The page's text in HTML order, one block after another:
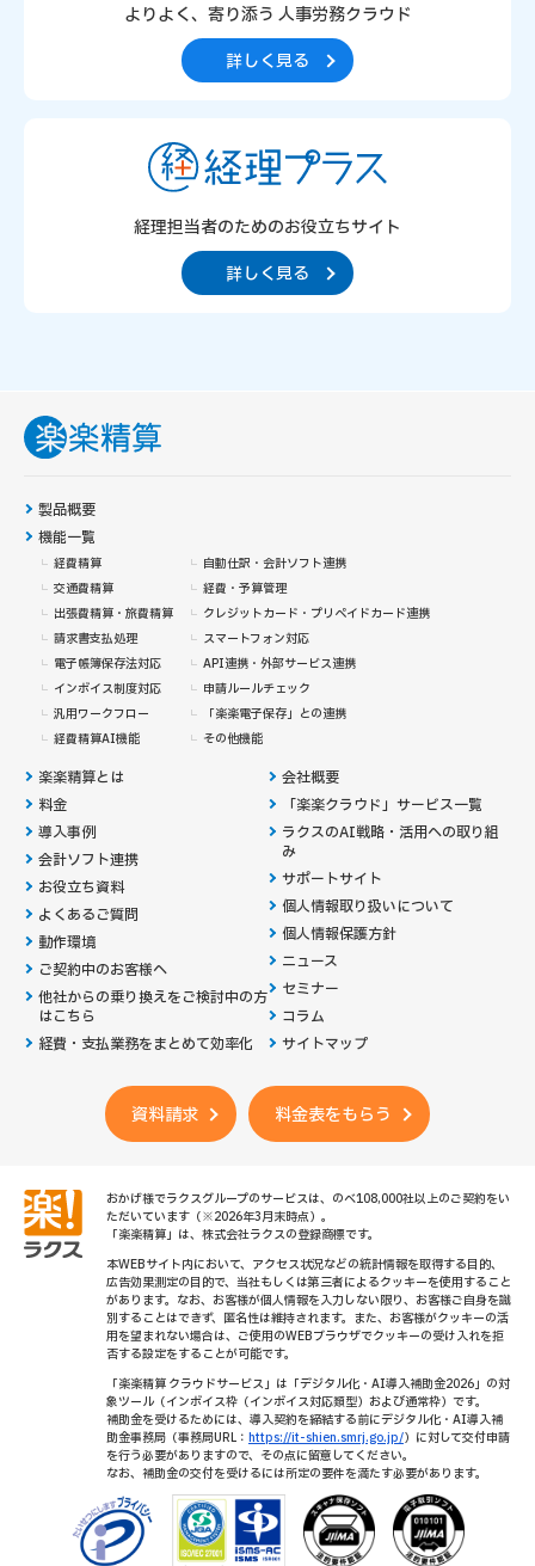
よりよく、寄り添う 人事労務クラウド
詳しく見る
経理担当者のためのお役立ちサイト
詳しく見る
製品概要
機能一覧
経費精算
交通費精算
出張費精算・旅費精算
請求書支払処理
電子帳簿保存法対応
インボイス制度対応
汎用ワークフロー
経費精算AI機能
自動仕訳・会計ソフト連携
経費・予算管理
クレジットカード・ プリペイドカード連携
スマートフォン対応
API連携・外部サービス連携
申請ルールチェック
「楽楽電子保存」との連携
その他機能
楽楽精算とは
料金
導入事例
会計ソフト連携
お役立ち資料
よくあるご質問
動作環境
ご契約中のお客様へ
他社からの乗り換えをご検討中の方
はこちら
経費・支払業務をまとめて効率化
会社概要
「楽楽クラウド」サービス一覧
ラクスのAI戦略・活用への取り組
み
サポートサイト
個人情報取り扱いについて
個人情報保護方針
ニュース
セミナー
コラム
サイトマップ
資料請求 料金表をもらう
おかげ様でラクスグループのサービスは、のべ108,000社以上のご契約をい
ただいています（※2026年3月末時点）。
「楽楽精算」は、株式会社ラクスの登録商標です。
本WEBサイト内において、アクセス状況などの統計情報を取得する目的、
広告効果測定の目的で、当社もしくは第三者によるクッキーを使用すること
があります。なお、お客様が個人情報を入力しない限り、お客様ご自身を識
別することはできず、匿名性は維持されます。また、お客様がクッキーの活
用を望まれない場合は、ご使用のWEBブラウザでクッキーの受け入れを拒
否する設定をすることが可能です。
「楽楽精算 クラウドサービス」は「デジタル化・AI導入補助金2026」の対
象ツール（インボイス枠（インボイス対応類型）および通常枠）です。
補助金を受けるためには、導入契約を締結する前にデジタル化・AI導入補
助金事務局（事務局URL： https://it-shien.smrj.go.jp/）に対して交付申請
を行う必要がありますので、その点に留意してください。
なお、補助金の交付を受けるには所定の要件を満たす必要があります。